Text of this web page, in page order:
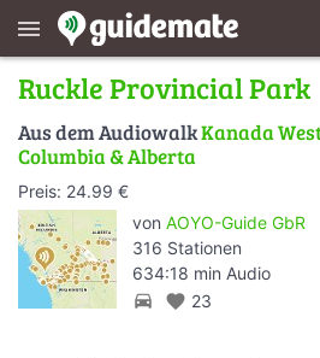
menu
Ruckle Provincial Park
Aus dem AudiowalkKanada
Columbia & Alberta
Preis: 24.99 €
von AOYO-Guide GbR
316 Stationen
634:18 min Audio
directions_car favorite 23